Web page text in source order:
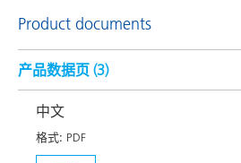
Product documents
产品数据页 (3)
中文
格式: PDF